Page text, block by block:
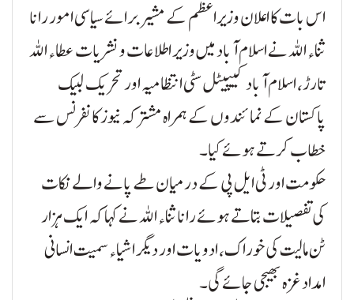
اس بات کا اعلان وزیراعظم کے مشیر برائے سیاسی امور رانا
ثناء اللہ نے اسلام آباد میں وزیر اطلاعات و نشریات عطاء اللہ
تارڑ، اسلام آباد کیپیٹل سٹی انتظامیہ اور تحریک لبیک
پاکستان کے نمائندوں کے ہمراہ مشترکہ نیوز کانفرنس سے
خطاب کرتے ہوئے کیا۔
حکومت اور ٹی ایل پی کے درمیان طے پانے والے نکات
کی تفصیلات بتاتے ہوئے رانا ثناء اللہ نے کہا کہ ایک ہزار
ٹن مالیت کی خوراک، ادویات اور دیگر اشیاء سمیت انسانی
امداد غزہ بھیجی جائے گی۔